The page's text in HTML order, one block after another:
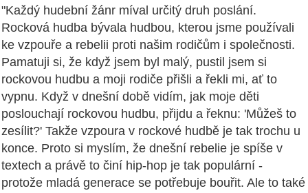
"Každý hudební žánr míval určitý druh poslání.
Rocková hudba bývala hudbou, kterou jsme používali
ke vzpouře a rebelii proti našim rodičům i společnosti.
Pamatuji si, že když jsem byl malý, pustil jsem si
rockovou hudbu a moji rodiče přišli a řekli mi, ať to
vypnu. Když v dnešní době vidím, jak moje děti
poslouchají rockovou hudbu, přijdu a řeknu: 'Můžeš to
zesílit?' Takže vzpoura v rockové hudbě je tak trochu u
konce. Proto si myslím, že dnešní rebelie je spíše v
textech a právě to činí hip-hop je tak populární -
protože mladá generace se potřebuje bouřit. Ale to také